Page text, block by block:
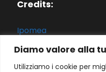
Diamo valore alla
Utilizziamo i cookie per
Credits:
Ipomea
by
Lario Servizi S.r.l.